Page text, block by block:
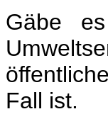
Gäbe
Fall ist.